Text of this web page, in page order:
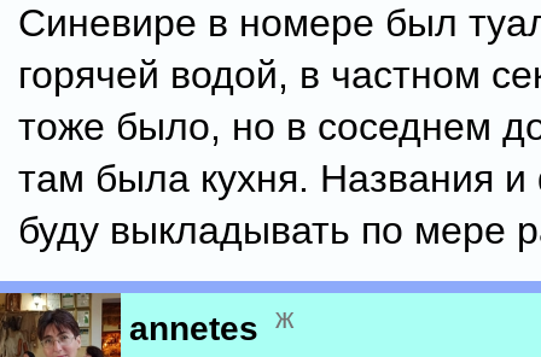
Синевире в номере был
горячей водой, в частном
тоже было, но в соседнем
там была кухня. Названия
буду выкладывать по мере
annetes ж